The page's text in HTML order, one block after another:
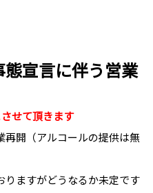
宣言に伴う営業
せて頂きます
再開（アルコールの提供は無
りますがどうなるか未定です